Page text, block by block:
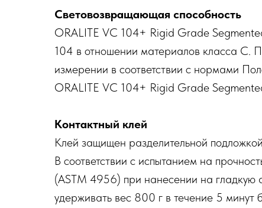
Световозвращающая способность
ORALITE VC 104+ Rigid Grade
104 в отношении материалов класса С.
измерении в соответствии с нормами
ORALITE VC 104+ Rigid Grade
Контактный клей
Клей защищен разделительной
В соответствии с испытанием на
(ASTM 4956) при нанесении на гладкую
удерживать вес 800 г в течение 5